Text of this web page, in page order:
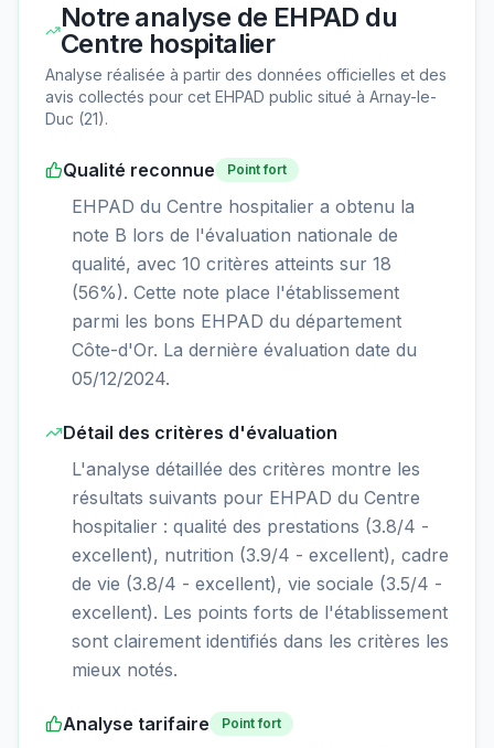
Notre analyse de EHPAD du
Centre hospitalier
Analyse réalisée à partir des données officielles et des
avis collectés pour cet EHPAD public situé à Arnay-le-
Duc (21).
Qualité reconnue Point fort
EHPAD du Centre hospitalier a obtenu la
note B lors de l'évaluation nationale de
qualité, avec 10 critères atteints sur 18
(56%). Cette note place l'établissement
parmi les bons EHPAD du département
Côte-d'Or. La dernière évaluation date du
05/12/2024.
Détail des critères d'évaluation
L'analyse détaillée des critères montre les
résultats suivants pour EHPAD du Centre
hospitalier : qualité des prestations (3.8/4 -
excellent), nutrition (3.9/4 - excellent), cadre
de vie (3.8/4 - excellent), vie sociale (3.5/4 -
excellent). Les points forts de l'établissement
sont clairement identifiés dans les critères les
mieux notés.
Analyse tarifaire Point fort